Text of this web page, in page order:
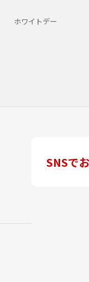
ホワイトデー
SNSで